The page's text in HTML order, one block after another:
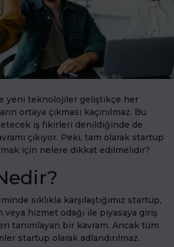
yeni teknolojiler geliştikçe her
ortaya çıkması kaçınılmaz. Bu
iş fikirleri denildiğinde de
çıkıyor. Peki, tam olarak startup
için nelere dikkat edilmelidir?
sıklıkla karşılaştığımız startup,
veya hizmet odağı ile piyasaya giriş
tanımlayan bir kavram. Ancak tüm
startup olarak adlandırılmaz.